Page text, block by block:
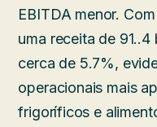
EBITDA menor.
uma receita de
cerca de 5.7%,
operacionais mais
frigoríficos e